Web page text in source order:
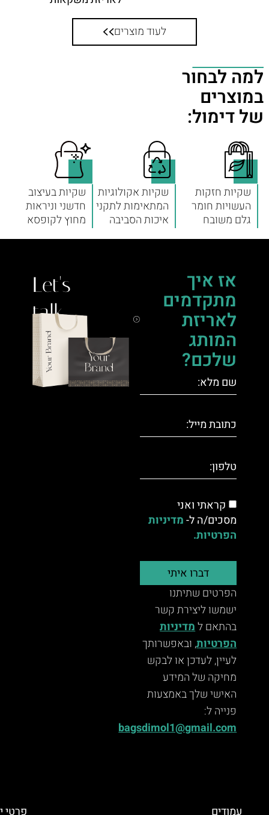
לעוד מוצרים
למה לבחור
במוצרים
של דימול:
שקיות חזקות
העשויות חומר
גלם משובח
שקיות אקולוגיות
המתאימות לתקני
איכות הסביבה
שקיות בעיצוב
חדשני וניראות
מחוץ לקופסא
אז איך
מתקדמים
לאריזת
המותג
שלכם?
קראתי ואני
מסכים/ה ל-מדיניות
הפרטיות.
דברו איתי
הפרטים שתיתנו
ישמשו ליצירת קשר
בהתאם למדיניות
הפרטיות, ובאפשרותך
לעיין, לעדכן או לבקש
מחיקה של המידע
האישי שלך באמצעות
פנייה ל:
bagsdimol1@gmail.com
Let's
talk.